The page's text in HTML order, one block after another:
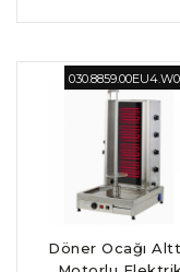
030.8859.00EU4.W0
Döner Ocağı